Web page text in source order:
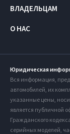
ВЛАДЕЛЬЦАМ
О НАС
Юридическая
Вся информация,
автомобилей, их
указанные цены,
является публичной
Гражданского
серийных моделей,